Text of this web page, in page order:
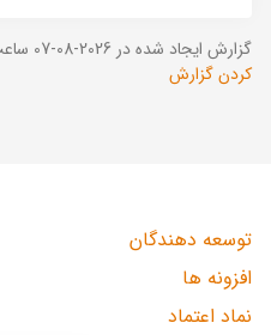
گزارش ایجاد شده در 2026-08-07 ساعت 01:06:13 (UTC +03:30).
کردن گزارش
توسعه دهندگان
افزونه ها
نماد اعتماد